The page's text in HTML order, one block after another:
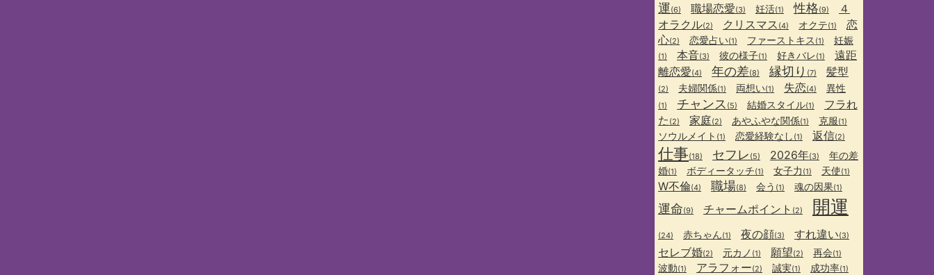
運(6) 職場恋愛(3) 妊活(1) 性格(9)
４
オラクル(2) クリスマス (4) オクテ(1)
恋
心(2) 恋愛占い(1) ファーストキス (1) 妊娠
(1) 本音(3) 彼の様子(1) 好きバレ(1)
遠距
離恋愛(4) 年の差(8) 縁切り (7) 髪型
(2) 夫婦関係(1) 両想い(1) 失恋(4) 異性
(1) チャンス (5) 結婚スタイル(1)
フラれ
た (2) 家庭(2) あやふやな関係(1) 克服(1)
ソウルメイト (1) 恋愛経験なし (1) 返信(2)
仕事(18) セフレ (5) 2026年(3)
年の差
婚(1) ボディータッチ(1) 女子力 (1) 天使(1)
W不倫(4) 職場(8) 会う (1) 魂の因果(1)
運命(9) チャームポイント (2) 開運
(24) 赤ちゃん(1) 夜の顔(3) すれ違い(3)
セレブ婚(2) 元カノ (1) 願望(2) 再会(1)
波動(1) アラフォー(2) 誠実(1) 成功率(1)